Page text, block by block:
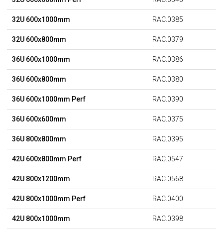
32U 600x1000mm RAC.0385
32U 600x800mm RAC.0379
36U 600x1000mm RAC.0386
36U 600x800mm RAC.0380
36U 600x1000mm Perf RAC.0390
36U 600x600mm RAC.0375
36U 800x800mm RAC.0395
42U 600x800mm Perf RAC.0547
42U 800x1200mm RAC.0568
42U 800x1000mm Perf RAC.0400
42U 800x1000mm RAC.0398